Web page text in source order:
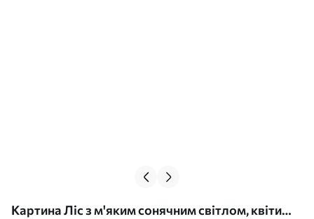
Картина Ліс з м'яким сонячним світлом, квіти